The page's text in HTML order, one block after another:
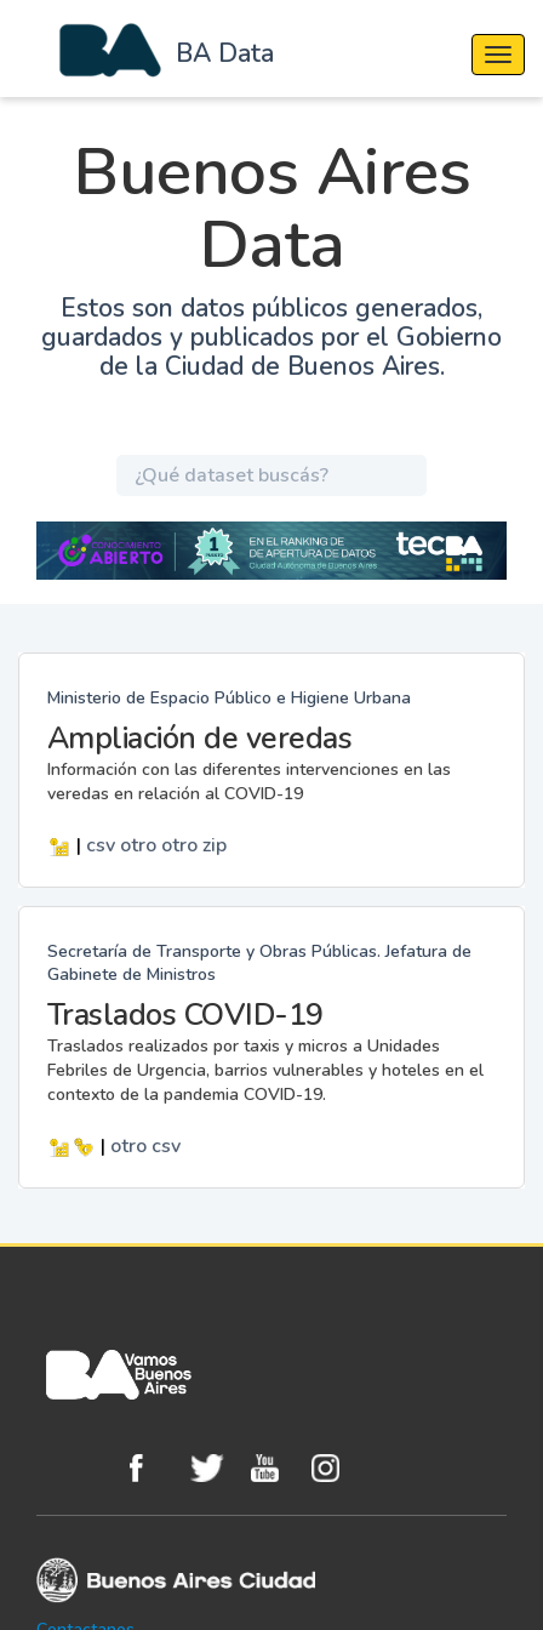
BA Data
Buenos Aires
Data
Estos son datos públicos generados,
guardados y publicados por el Gobierno
de la Ciudad de Buenos Aires.
Ministerio de Espacio Público e Higiene Urbana
Ampliación de veredas
Información con las diferentes intervenciones en las
veredas en relación al COVID-19
| csv otro otro zip
Secretaría de Transporte y Obras Públicas. Jefatura de
Gabinete de Ministros
Traslados COVID-19
Traslados realizados por taxis y micros a Unidades
Febriles de Urgencia, barrios vulnerables y hoteles en el
contexto de la pandemia COVID-19.
| otro csv